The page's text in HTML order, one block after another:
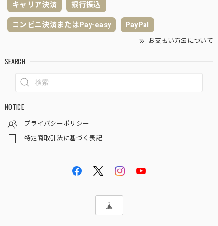
キャリア決済 銀行振込
コンビニ決済またはPay-easy PayPal
お支払い方法について
SEARCH
NOTICE
プライバシーポリシー
特定商取引法に基づく表記